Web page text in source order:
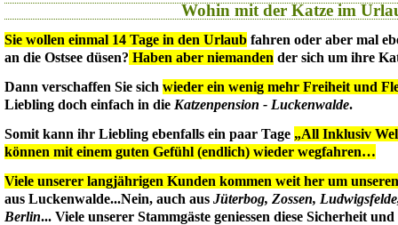
Wohin mit der Katze im
Sie wollen einmal 14 Tage in den Urlaub fahren oder aber mal
an die Ostsee düsen? Haben aber niemanden der sich um ihre
Dann verschaffen Sie sich wieder ein wenig mehr Freiheit und
Liebling doch einfach in die Katzenpension - Luckenwalde.
Somit kann ihr Liebling ebenfalls ein paar Tage „All Inklusiv
können mit einem guten Gefühl (endlich) wieder wegfahren…
Viele unserer langjährigen Kunden kommen weit her um
aus Luckenwalde...Nein, auch aus Jüterbog, Zossen,
Berlin... Viele unserer Stammgäste geniessen diese Sicherheit